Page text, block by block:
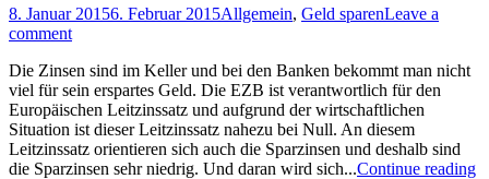
8. Januar 20156. Februar 2015Allgemein, Geld sparenLeave a
comment
Die Zinsen sind im Keller und bei den Banken bekommt man nicht
viel für sein erspartes Geld. Die EZB ist verantwortlich für den
Europäischen Leitzinssatz und aufgrund der wirtschaftlichen
Situation ist dieser Leitzinssatz nahezu bei Null. An diesem
Leitzinssatz orientieren sich auch die Sparzinsen und deshalb sind
die Sparzinsen sehr niedrig. Und daran wird sich...Continue reading